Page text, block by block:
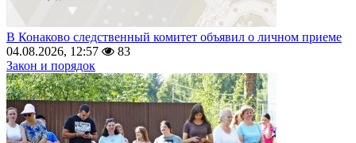
В Конаково следственный комитет объявил о личном приеме
04.08.2026, 12:57
83
Закон и порядок